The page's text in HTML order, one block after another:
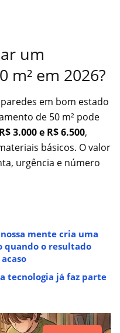
um
m² em 2026?
em bom estado
de 50 m² pode
R$ 3.000 e R$ 6.500,
básicos. O valor
urgência e número
mente cria uma
quando o resultado
tecnologia já faz parte